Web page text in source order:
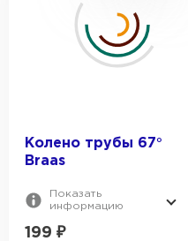
Колено трубы 67°
Braas
Показать
информацию
199 ₽